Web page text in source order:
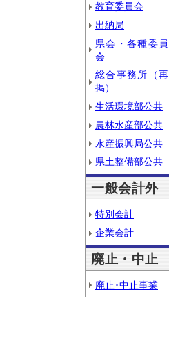
教育委員会
出納局
県会・各種委員
会
総合事務所（再
掲）
生活環境部公共
農林水産部公共
水産振興局公共
県土整備部公共
一般会計外
特別会計
企業会計
廃止・中止
廃止･中止事業